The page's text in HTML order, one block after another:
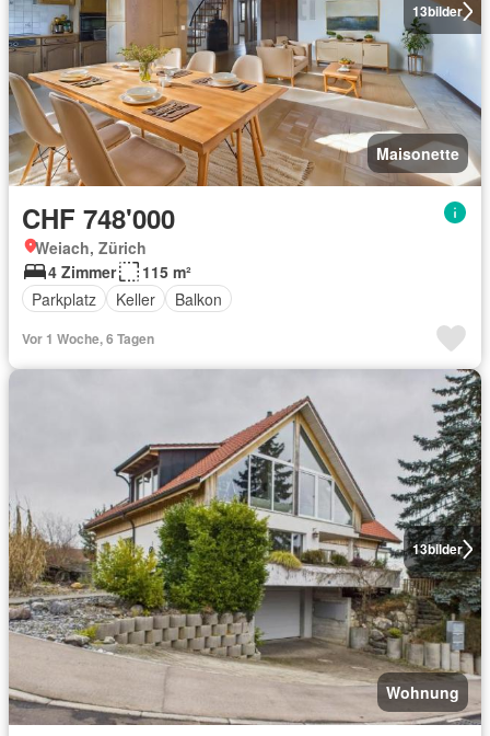
13bilder
Maisonette
CHF 748'000
Weiach, Zürich
4 Zimmer
115 m²
Parkplatz
Keller Balkon
Vor 1 Woche, 6 Tagen
13bilder
Wohnung